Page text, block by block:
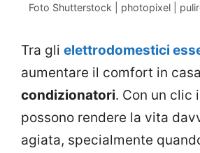
Foto Shutterstock | photopixel |
Tra gli elettrodomestici
aumentare il comfort in
condizionatori. Con un clic i
possono rendere la vita
agiata, specialmente